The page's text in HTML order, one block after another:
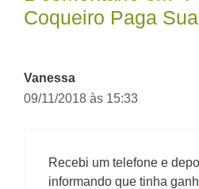
Coqueiro Paga
Vanessa
09/11/2018 às 15:33
Recebi um telefone e
informando que tinha